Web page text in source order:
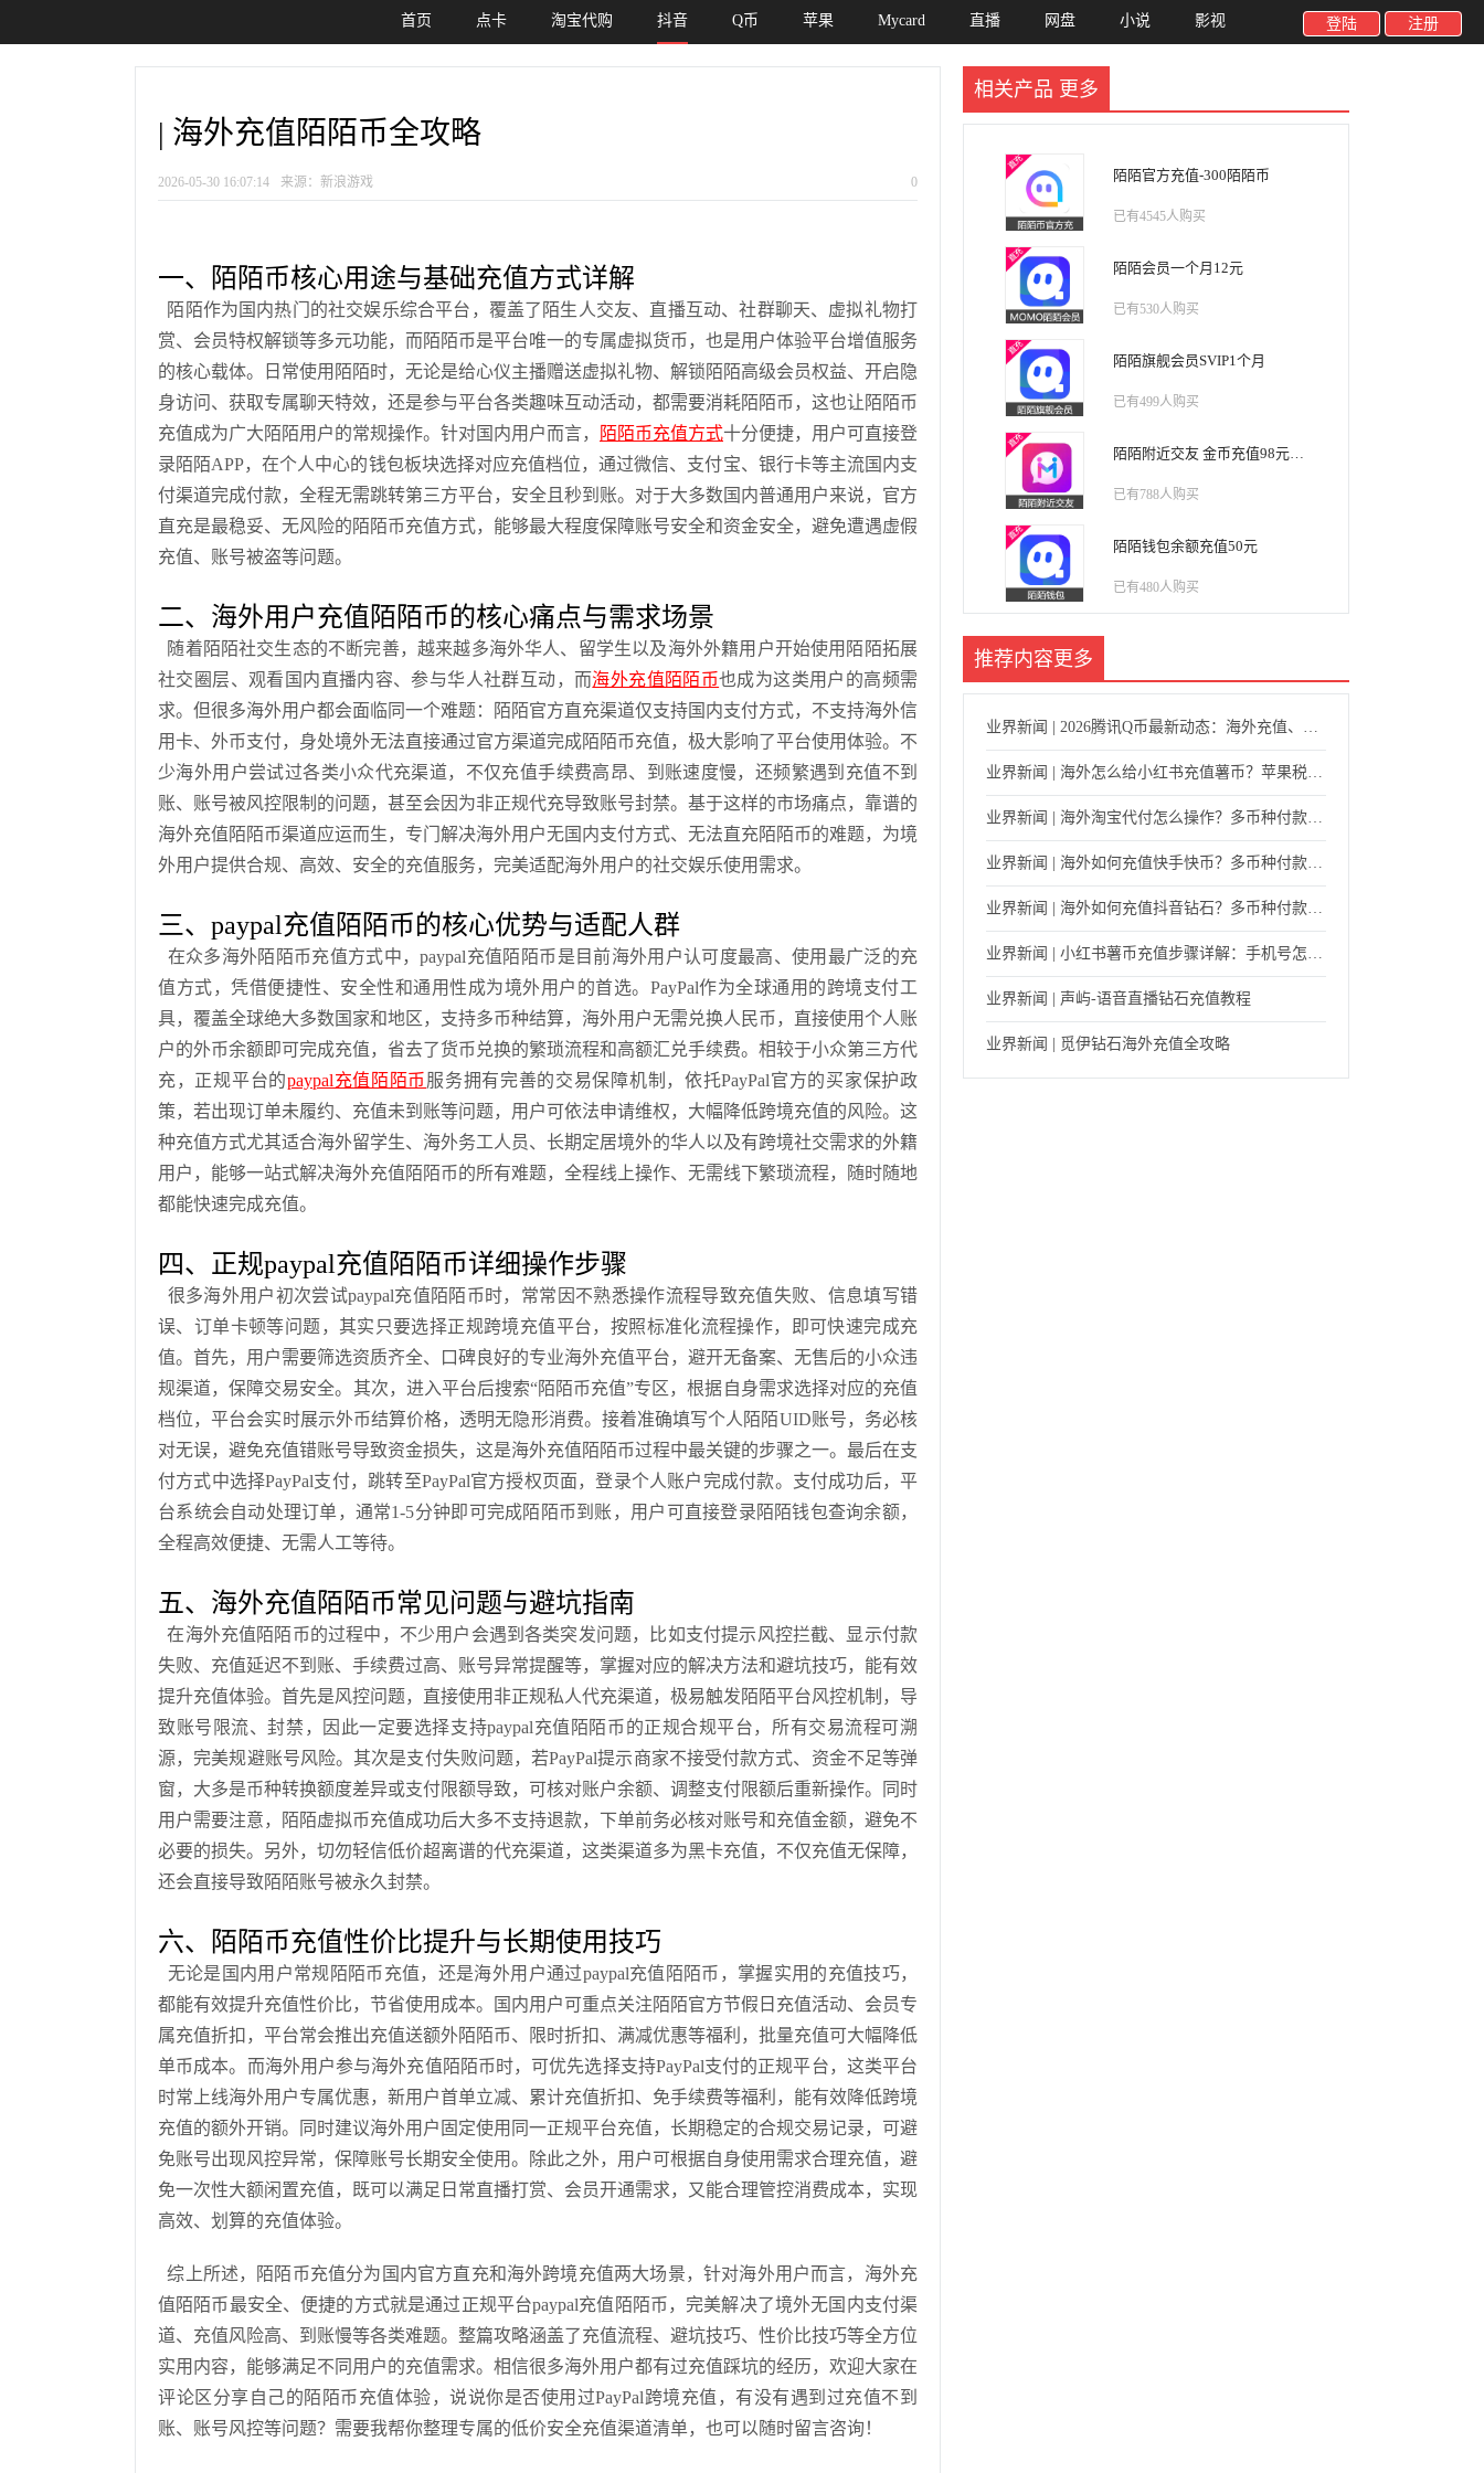
首页 点卡 淘宝代购 抖音 Q币 苹果 Mycard 直播 网盘 小说 影视 登陆 注册
| 海外充值陌陌币全攻略
2026-05-30 16:07:14 来源：新浪游戏 0
一、陌陌币核心用途与基础充值方式详解
陌陌作为国内热门的社交娱乐综合平台，覆盖了陌生人交友、直播互动、社群聊天、虚拟礼物打
赏、会员特权解锁等多元功能，而陌陌币是平台唯一的专属虚拟货币，也是用户体验平台增值服务
的核心载体。日常使用陌陌时，无论是给心仪主播赠送虚拟礼物、解锁陌陌高级会员权益、开启隐
身访问、获取专属聊天特效，还是参与平台各类趣味互动活动，都需要消耗陌陌币，这也让陌陌币
充值成为广大陌陌用户的常规操作。针对国内用户而言，
陌陌币充值方式十分便捷，用户可直接登
录陌陌APP，在个人中心的钱包板块选择对应充值档位，通过微信、支付宝、银行卡等主流国内支
付渠道完成付款，全程无需跳转第三方平台，安全且秒到账。对于大多数国内普通用户来说，官方
直充是最稳妥、无风险的陌陌币充值方式，能够最大程度保障账号安全和资金安全，避免遭遇虚假
充值、账号被盗等问题。
二、海外用户充值陌陌币的核心痛点与需求场景
随着陌陌社交生态的不断完善，越来越多海外华人、留学生以及海外外籍用户开始使用陌陌拓展
社交圈层、观看国内直播内容、参与华人社群互动，而海外充值陌陌币也成为这类用户的高频需
求。但很多海外用户都会面临同一个难题：陌陌官方直充渠道仅支持国内支付方式，不支持海外信
用卡、外币支付，身处境外无法直接通过官方渠道完成陌陌币充值，极大影响了平台使用体验。不
少海外用户尝试过各类小众代充渠道，不仅充值手续费高昂、到账速度慢，还频繁遇到充值不到
账、账号被风控限制的问题，甚至会因为非正规代充导致账号封禁。基于这样的市场痛点，靠谱的
海外充值陌陌币渠道应运而生，专门解决海外用户无国内支付方式、无法直充陌陌币的难题，为境
外用户提供合规、高效、安全的充值服务，完美适配海外用户的社交娱乐使用需求。
三、paypal充值陌陌币的核心优势与适配人群
在众多海外陌陌币充值方式中，paypal充值陌陌币是目前海外用户认可度最高、使用最广泛的充
值方式，凭借便捷性、安全性和通用性成为境外用户的首选。PayPal作为全球通用的跨境支付工
具，覆盖全球绝大多数国家和地区，支持多币种结算，海外用户无需兑换人民币，直接使用个人账
户的外币余额即可完成充值，省去了货币兑换的繁琐流程和高额汇兑手续费。相较于小众第三方代
充，正规平台的paypal充值陌陌币 服务拥有完善的交易保障机制，依托PayPal官方的买家保护政
策，若出现订单未履约、充值未到账等问题，用户可依法申请维权，大幅降低跨境充值的风险。这
种充值方式尤其适合海外留学生、海外务工人员、长期定居境外的华人以及有跨境社交需求的外籍
用户，能够一站式解决海外充值陌陌币的所有难题，全程线上操作、无需线下繁琐流程，随时随地
都能快速完成充值。
四、正规paypal充值陌陌币详细操作步骤
很多海外用户初次尝试paypal充值陌陌币时，常常因不熟悉操作流程导致充值失败、信息填写错
误、订单卡顿等问题，其实只要选择正规跨境充值平台，按照标准化流程操作，即可快速完成充
值。首先，用户需要筛选资质齐全、口碑良好的专业海外充值平台，避开无备案、无售后的小众违
规渠道，保障交易安全。其次，进入平台后搜索“陌陌币充值”专区，根据自身需求选择对应的充值
档位，平台会实时展示外币结算价格，透明无隐形消费。接着准确填写个人陌陌UID账号，务必核
对无误，避免充值错账号导致资金损失，这是海外充值陌陌币过程中最关键的步骤之一。最后在支
付方式中选择PayPal支付，跳转至PayPal官方授权页面，登录个人账户完成付款。支付成功后，平
台系统会自动处理订单，通常1-5分钟即可完成陌陌币到账，用户可直接登录陌陌钱包查询余额，
全程高效便捷、无需人工等待。
五、海外充值陌陌币常见问题与避坑指南
在海外充值陌陌币的过程中，不少用户会遇到各类突发问题，比如支付提示风控拦截、显示付款
失败、充值延迟不到账、手续费过高、账号异常提醒等，掌握对应的解决方法和避坑技巧，能有效
提升充值体验。首先是风控问题，直接使用非正规私人代充渠道，极易触发陌陌平台风控机制，导
致账号限流、封禁，因此一定要选择支持paypal充值陌陌币的正规合规平台，所有交易流程可溯
源，完美规避账号风险。其次是支付失败问题，若PayPal提示商家不接受付款方式、资金不足等弹
窗，大多是币种转换额度差异或支付限额导致，可核对账户余额、调整支付限额后重新操作。同时
用户需要注意，陌陌虚拟币充值成功后大多不支持退款，下单前务必核对账号和充值金额，避免不
必要的损失。另外，切勿轻信低价超离谱的代充渠道，这类渠道多为黑卡充值，不仅充值无保障，
还会直接导致陌陌账号被永久封禁。
六、陌陌币充值性价比提升与长期使用技巧
无论是国内用户常规陌陌币充值，还是海外用户通过paypal充值陌陌币，掌握实用的充值技巧，
都能有效提升充值性价比，节省使用成本。国内用户可重点关注陌陌官方节假日充值活动、会员专
属充值折扣，平台常会推出充值送额外陌陌币、限时折扣、满减优惠等福利，批量充值可大幅降低
单币成本。而海外用户参与海外充值陌陌币时，可优先选择支持PayPal支付的正规平台，这类平台
时常上线海外用户专属优惠，新用户首单立减、累计充值折扣、免手续费等福利，能有效降低跨境
充值的额外开销。同时建议海外用户固定使用同一正规平台充值，长期稳定的合规交易记录，可避
免账号出现风控异常，保障账号长期安全使用。除此之外，用户可根据自身使用需求合理充值，避
免一次性大额闲置充值，既可以满足日常直播打赏、会员开通需求，又能合理管控消费成本，实现
高效、划算的充值体验。
综上所述，陌陌币充值分为国内官方直充和海外跨境充值两大场景，针对海外用户而言，海外充
值陌陌币最安全、便捷的方式就是通过正规平台paypal充值陌陌币，完美解决了境外无国内支付渠
道、充值风险高、到账慢等各类难题。整篇攻略涵盖了充值流程、避坑技巧、性价比技巧等全方位
实用内容，能够满足不同用户的充值需求。相信很多海外用户都有过充值踩坑的经历，欢迎大家在
评论区分享自己的陌陌币充值体验，说说你是否使用过PayPal跨境充值，有没有遇到过充值不到
账、账号风控等问题？需要我帮你整理专属的低价安全充值渠道清单，也可以随时留言咨询！
相关产品 更多
陌陌官方充值-300陌陌币
已有4545人购买
陌陌会员一个月12元
已有530人购买
陌陌旗舰会员SVIP1个月
已有499人购买
陌陌附近交友 金币充值98元金币
已有788人购买
陌陌钱包余额充值50元
已有480人购买
推荐内容更多
业界新闻 | 2026腾讯Q币最新动态：海外充值、使用范围与安全指南
业界新闻 | 海外怎么给小红书充值薯币？苹果税、网页版通道与代充方式对比
业界新闻 | 海外淘宝代付怎么操作？多币种付款与安全代购指南
业界新闻 | 海外如何充值快手快币？多币种付款与快手号直充指南
业界新闻 | 海外如何充值抖音钻石？多币种付款与账号直充指南
业界新闻 | 小红书薯币充值步骤详解：手机号怎么填、验证码怎么给、多久到账
业界新闻 | 声屿-语音直播钻石充值教程
业界新闻 | 觅伊钻石海外充值全攻略